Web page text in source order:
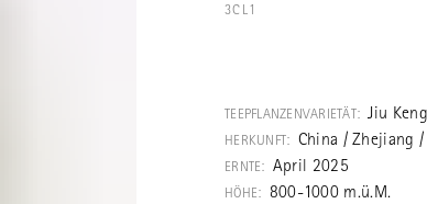
3CL1
Lungching) mit
Blatt aus nicht
TEEPFLANZENVARIETÄT: Jiu
HERKUNFT: China / Zhejiang
ERNTE: April 2025
HÖHE: 800-1000 m.ü.M.